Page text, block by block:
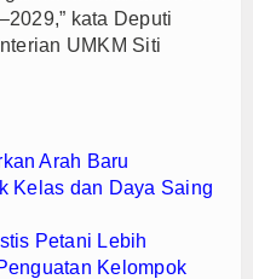
kata Deputi
UMKM Siti
Arah Baru
Kelas dan Daya Saing
Petani Lebih
Kelompok